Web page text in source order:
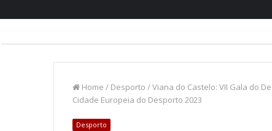
Home / Desporto /Viana do Castelo: VII Gala do
Cidade Europeia do Desporto 2023
Desporto